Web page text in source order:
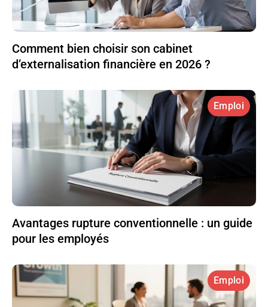
Comment bien choisir son cabinet
d’externalisation financière en 2026 ?
Emploi
Avantages rupture conventionnelle : un guide
pour les employés
Emploi